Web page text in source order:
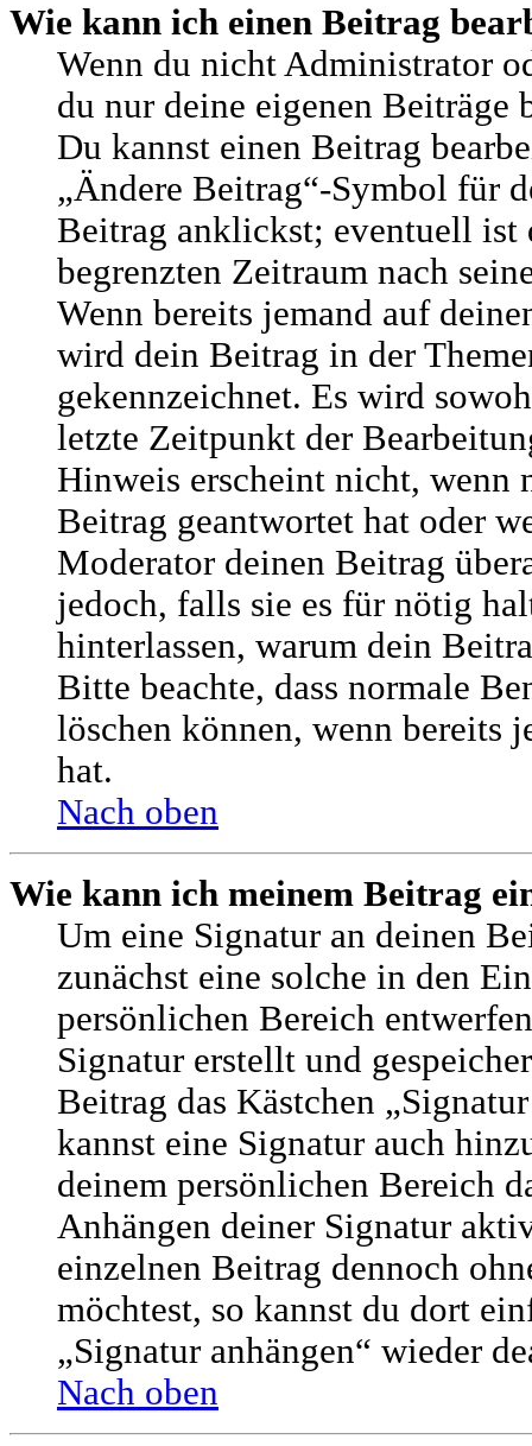
Wie kann ich einen Beitrag
Wenn du nicht Administrator
du nur deine eigenen Beiträge
Du kannst einen Beitrag
„Ändere Beitrag“-Symbol für
Beitrag anklickst; eventuell ist
begrenzten Zeitraum nach
Wenn bereits jemand auf
wird dein Beitrag in der
gekennzeichnet. Es wird
letzte Zeitpunkt der
Hinweis erscheint nicht, wenn
Beitrag geantwortet hat oder
Moderator deinen Beitrag
jedoch, falls sie es für nötig
hinterlassen, warum dein
Bitte beachte, dass normale
löschen können, wenn bereits
hat.
Nach oben
Wie kann ich meinem Beitrag
Um eine Signatur an deinen
zunächst eine solche in den
persönlichen Bereich
Signatur erstellt und
Beitrag das Kästchen
kannst eine Signatur auch
deinem persönlichen Bereich
Anhängen deiner Signatur
einzelnen Beitrag dennoch
möchtest, so kannst du dort
„Signatur anhängen“ wieder
Nach oben